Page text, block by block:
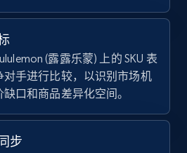
records by shop url
Description, Currency, Initial
percent, and more.
(露露乐蒙) 上的 SKU 表
对手进行比较，以识别市场机
口和商品差异化空间。
步